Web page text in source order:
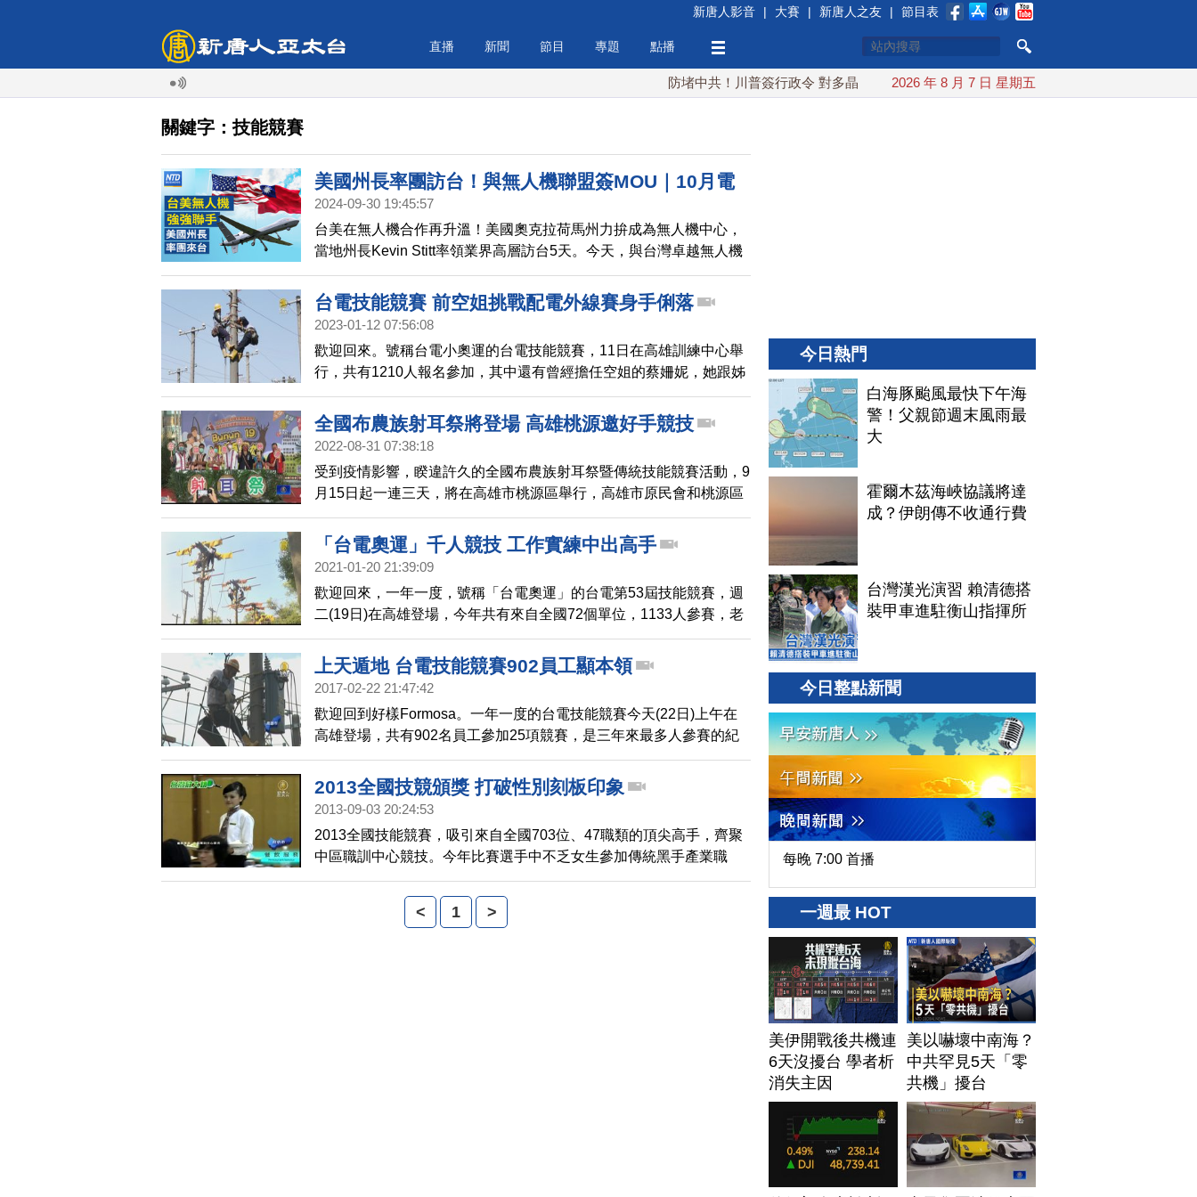
新唐人影音 | 大賽 | 新唐人之友 | 節目表
直播 新聞 節目 專題 點播
防堵中共！川普簽行政令 對多晶矽課15%關稅 白海豚颱風最快下午海警！父親節週末風
2026 年 8 月 7 日 星期五
關鍵字：技能競賽
美國州長率團訪台！與無人機聯盟簽MOU｜10月電
價拍板！工業漲12.5% 民生凍漲｜證交所提壯大資本
市場計畫 升至政院層級｜技能奧運台灣第4！總統：
四年32億投資技職教育
2024-09-30 19:45:57
台美在無人機合作再升溫！美國奧克拉荷馬州力拚成為無人機中心，
當地州長Kevin Stitt率領業界高層訪台5天。今天，與台灣卓越無人機
海外商機聯盟簽署MOU，訪台期間將與台灣的監管部門和企業主管會
面，並參訪政府支持的研發中心。知情人士表示，訪團來台一大目
的，是尋找台灣零組件供應商，其中一些無人機公司主管也考慮進行
12.5%，仍低於日本、韓國工業電價，同時針對用電或產值衰退的產
業，採凍漲或減半調漲，而民生用戶則是凍漲，不調整；新電價將在
10月16
台電技能競賽 前空姐挑戰配電外線賽身手俐落
2023-01-12 07:56:08
歡迎回來。號稱台電小奧運的台電技能競賽，11日在高雄訓練中心舉
行，共有1210人報名參加，其中還有曾經擔任空姐的蔡姍妮，她跟姊
姊蔡?晴，前年一起轉換跑道考進台電，姊妹倆攜手挑戰配電外線項
目，俐落身手格外吸睛。
全國布農族射耳祭將登場 高雄桃源邀好手競技
2022-08-31 07:38:18
受到疫情影響，睽違許久的全國布農族射耳祭暨傳統技能競賽活動，9
月15日起一連三天，將在高雄市桃源區舉行，高雄市原民會和桃源區
公所，廣邀全台布農族原住民好手共襄盛舉。
「台電奧運」千人競技 工作實練中出高手
2021-01-20 21:39:09
歡迎回來，一年一度，號稱「台電奧運」的台電第53屆技能競賽，週
二(19日)在高雄登場，今年共有來自全國72個單位，1133人參賽，老
將新血齊聚，切磋技藝，共同傳承台電工作技能 。
上天遁地 台電技能競賽902員工顯本領
2017-02-22 21:47:42
歡迎回到好樣Formosa。一年一度的台電技能競賽今天(22日)上午在
高雄登場，共有902名員工參加25項競賽，是三年來最多人參賽的紀
錄，台電表示，技能競賽除了提供員工技術切磋、交流的舞台，傳承
台電核心技術，並培育更多專業的電業人才。
2013全國技競頒獎 打破性別刻板印象
2013-09-03 20:24:53
2013全國技能競賽，吸引來自全國703位、47職類的頂尖高手，齊聚
中區職訓中心競技。今年比賽選手中不乏女生參加傳統黑手產業職
類，也有男生參加花藝項目，表現創意和細膩度，打破性別刻版印
< 1 >
今日熱門
白海豚颱風最快下午海
警！父親節週末風雨最
大
霍爾木茲海峽協議將達
成？伊朗傳不收通行費
台灣漢光演習 賴清德搭
裝甲車進駐衡山指揮所
今日整點新聞
每晚 7:00 首播
一週最 HOT
美伊開戰後共機連
6天沒擾台 學者析
消失主因
美以嚇壞中南海？
中共罕見5天「零
共機」擾台